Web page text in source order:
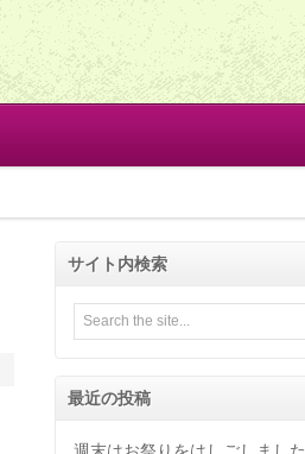
サイト内検索
最近の投稿